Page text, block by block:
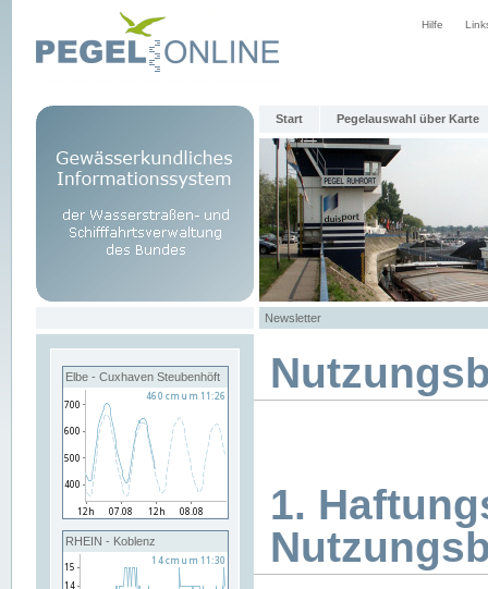
Hilfe
Start Pegelauswahl über Karte
Newsletter
Elbe - Cuxhaven Steubenhöft
RHEIN - Koblenz
1.